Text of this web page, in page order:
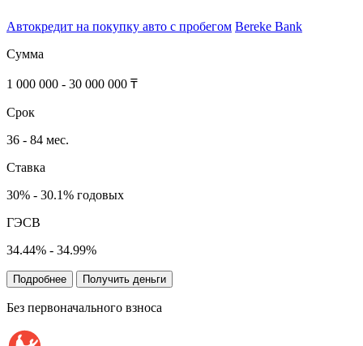
Автокредит на покупку авто с пробегом Bereke Bank
Сумма
1 000 000 - 30 000 000 ₸
Срок
36 - 84 мес.
Ставка
30% - 30.1% годовых
ГЭСВ
34.44% - 34.99%
Подробнее Получить деньги
Без первоначального взноса